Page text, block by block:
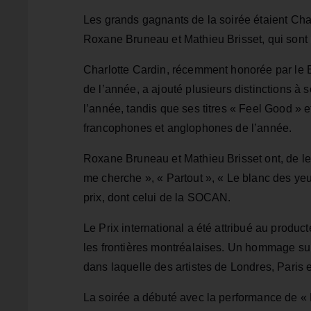
Les grands gagnants de la soirée étaient
Roxane Bruneau et Mathieu Brisset, qui sont
Charlotte Cardin, récemment honorée par le
de l’année, a ajouté plusieurs distinctions à
l’année, tandis que ses titres « Feel Good »
francophones et anglophones de l’année.
Roxane Bruneau et Mathieu Brisset ont, de
me cherche », « Partout », « Le blanc des
prix, dont celui de la SOCAN.
Le Prix international a été attribué au
les frontières montréalaises. Un hommage
dans laquelle des artistes de Londres, Paris
La soirée a débuté avec la performance de